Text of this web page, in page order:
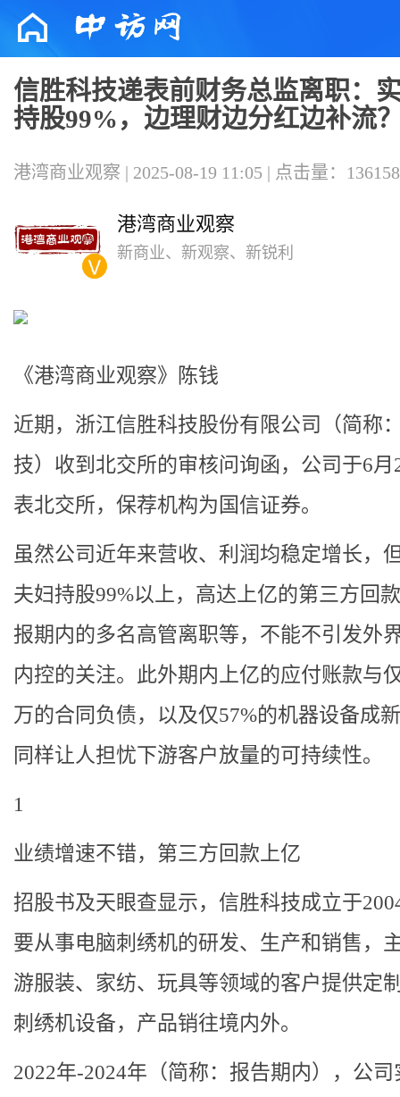
信胜科技递表前财务总监离职：
持股99%，边理财边分红边补流
港湾商业观察 | 2025-08-19 11:05 | 点击量：136158
港湾商业观察
新商业、新观察、新锐利
《港湾商业观察》陈钱
近期，浙江信胜科技股份有限公司（简称
技）收到北交所的审核问询函，公司于6月
表北交所，保荐机构为国信证券。
虽然公司近年来营收、利润均稳定增长，
夫妇持股99%以上，高达上亿的第三方回
报期内的多名高管离职等，不能不引发外
内控的关注。此外期内上亿的应付账款与
万的合同负债，以及仅57%的机器设备成
同样让人担忧下游客户放量的可持续性。
1
业绩增速不错，第三方回款上亿
招股书及天眼查显示，信胜科技成立于
要从事电脑刺绣机的研发、生产和销售，
游服装、家纺、玩具等领域的客户提供定
刺绣机设备，产品销往境内外。
2022年-2024年（简称：报告期内），公司